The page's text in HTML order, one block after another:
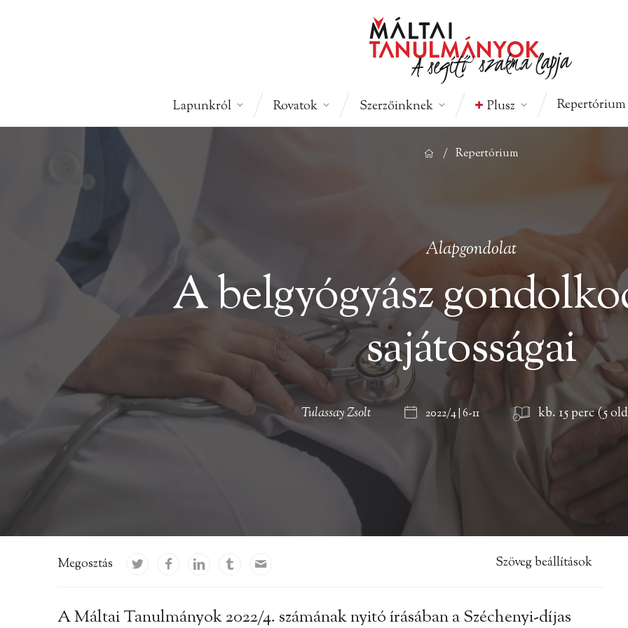
Lapunkról Rovatok Szerzőinknek Plusz Repertórium
/ Repertórium
Alapgondolat
A belgyógyász
sajátosságai
Tulassay Zsolt 2022/4 | 6-11 kb. 15 perc (5
Megosztás Szöveg beállítások
A Máltai Tanulmányok 2022/4. számának nyitó írásában a Széchenyi-díjas